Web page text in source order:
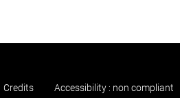
Credits Accessibility : non compliant